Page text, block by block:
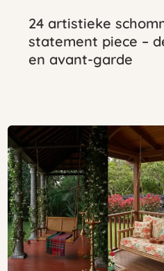
24 artistieke
statement piece –
en avant-garde